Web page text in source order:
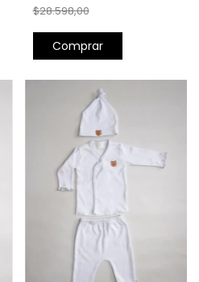
$28.598,00
Comprar